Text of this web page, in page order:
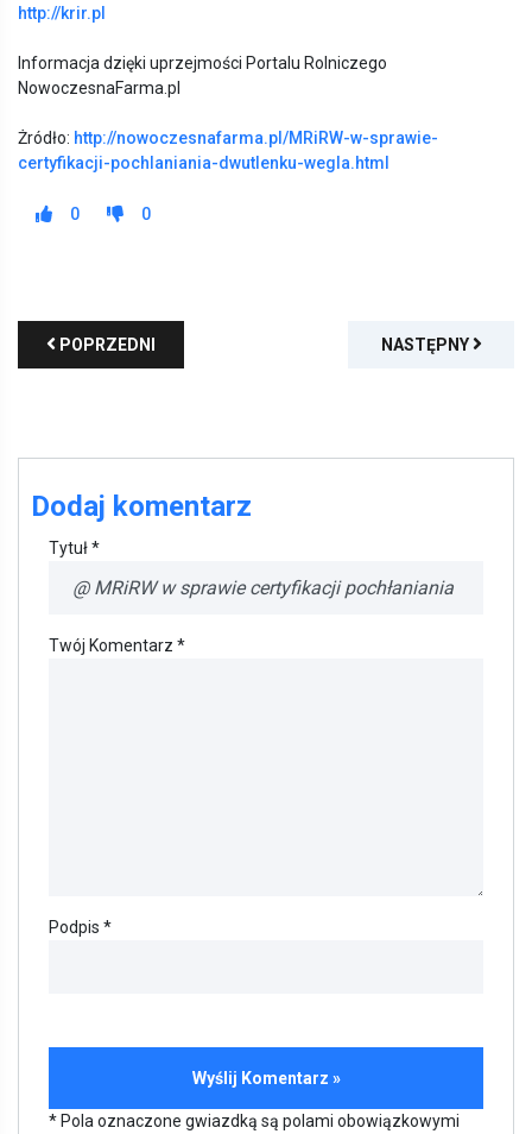
http://krir.pl
Informacja dzięki uprzejmości Portalu Rolniczego
NowoczesnaFarma.pl
Żródło: http://nowoczesnafarma.pl/MRiRW-w-sprawie-
certyfikacji-pochlaniania-dwutlenku-wegla.html
0 0
POPRZEDNI NASTĘPNY
Dodaj komentarz
Tytuł *
Twój Komentarz *
Podpis *
* Pola oznaczone gwiazdką są polami obowiązkowymi